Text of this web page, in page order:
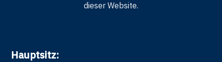
dieser Website.
Hauptsitz: